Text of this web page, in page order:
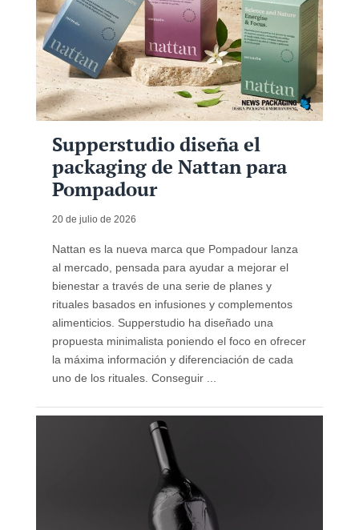
Supperstudio diseña el
packaging de Nattan para
Pompadour
20 de julio de 2026
Nattan es la nueva marca que Pompadour lanza
al mercado, pensada para ayudar a mejorar el
bienestar a través de una serie de planes y
rituales basados en infusiones y complementos
alimenticios. Supperstudio ha diseñado una
propuesta minimalista poniendo el foco en ofrecer
la máxima información y diferenciación de cada
uno de los rituales. Conseguir ...